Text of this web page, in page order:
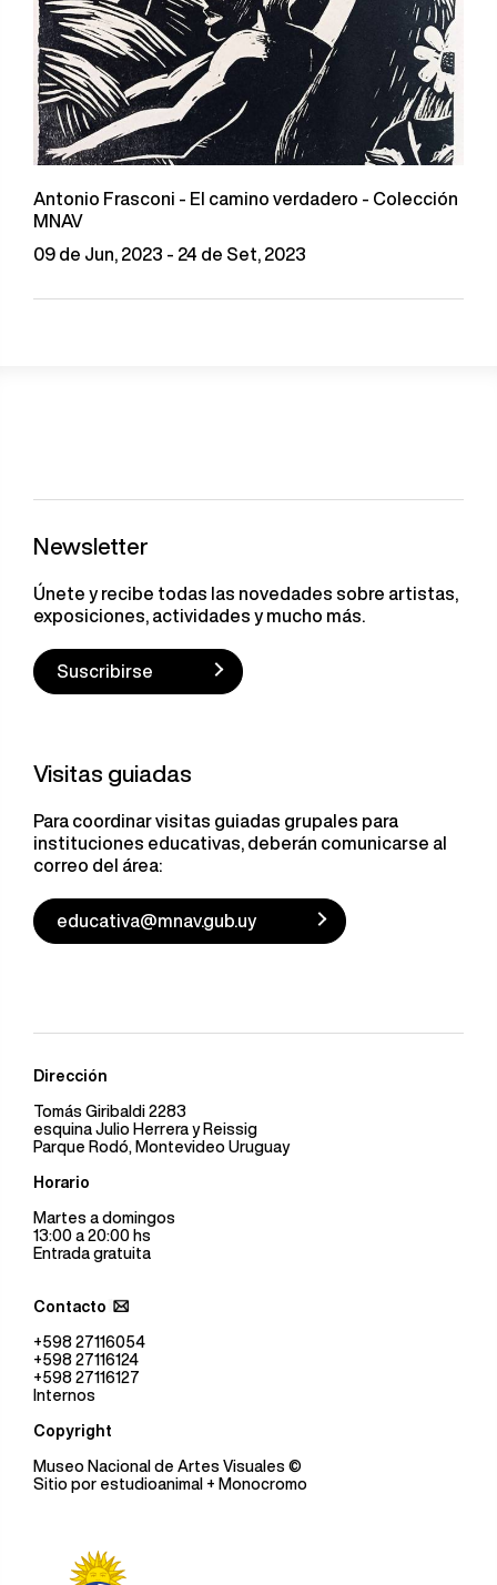
Antonio Frasconi - El camino verdadero - Colección
MNAV
09 de Jun, 2023 - 24 de Set, 2023
Newsletter
Únete y recibe todas las novedades sobre artistas,
exposiciones, actividades y mucho más.
Suscribirse
Visitas guiadas
Para coordinar visitas guiadas grupales para
instituciones educativas, deberán comunicarse al
correo del área:
educativa@mnav.gub.uy
Dirección
Tomás Giribaldi 2283
esquina Julio Herrera y Reissig
Parque Rodó, Montevideo Uruguay
Horario
Martes a domingos
13:00 a 20:00 hs
Entrada gratuita
Contacto
+598 27116054
+598 27116124
+598 27116127
Internos
Copyright
Museo Nacional de Artes Visuales ©
Sitio por estudioanimal + Monocromo